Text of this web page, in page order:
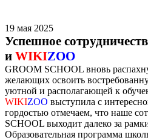
19 мая 2025
Успешное
и WIKIZOO
GROOM SCHOOL вновь
желающих освоить
уютной и располагающей к
WIKIZOO выступила с
гордостью отмечаем, что наше
SCHOOL выходит далеко за
Образовательная программа